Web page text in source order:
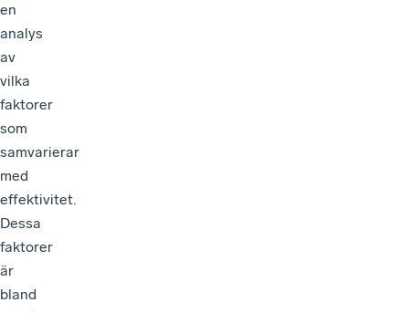
en
analys
av
vilka
faktorer
som
samvarierar
med
effektivitet.
Dessa
faktorer
är
bland